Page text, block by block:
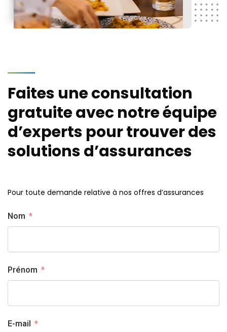
Faites une consultation
gratuite avec notre équipe
d’experts pour trouver des
solutions d’assurances
Pour toute demande relative à nos offres d’assurances
Nom
Prénom
E-mail